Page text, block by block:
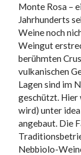
Monte Rosa –
Jahrhunderts
Weine noch
Weingut
berühmten
vulkanischen
Lagen sind im
geschützt. Hier
wird) unter
angebaut. Die
Nebbiolo-